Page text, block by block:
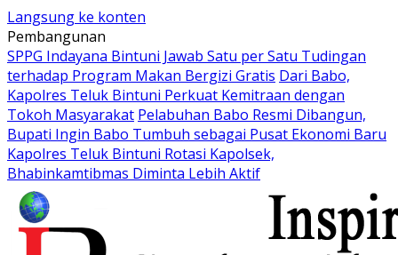
Langsung ke konten
Pembangunan
SPPG Indayana Bintuni Jawab Satu per Satu Tudingan
terhadap Program Makan Bergizi Gratis Dari Babo,
Kapolres Teluk Bintuni Perkuat Kemitraan dengan
Tokoh Masyarakat Pelabuhan Babo Resmi Dibangun,
Bupati Ingin Babo Tumbuh sebagai Pusat Ekonomi Baru
Kapolres Teluk Bintuni Rotasi Kapolsek,
Bhabinkamtibmas Diminta Lebih Aktif